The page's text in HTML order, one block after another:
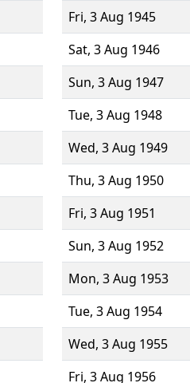
Fri, 3 Aug 1945
Sat, 3 Aug 1946
Sun, 3 Aug 1947
Tue, 3 Aug 1948
Wed, 3 Aug 1949
Thu, 3 Aug 1950
Fri, 3 Aug 1951
Sun, 3 Aug 1952
Mon, 3 Aug 1953
Tue, 3 Aug 1954
Wed, 3 Aug 1955
Fri, 3 Aug 1956